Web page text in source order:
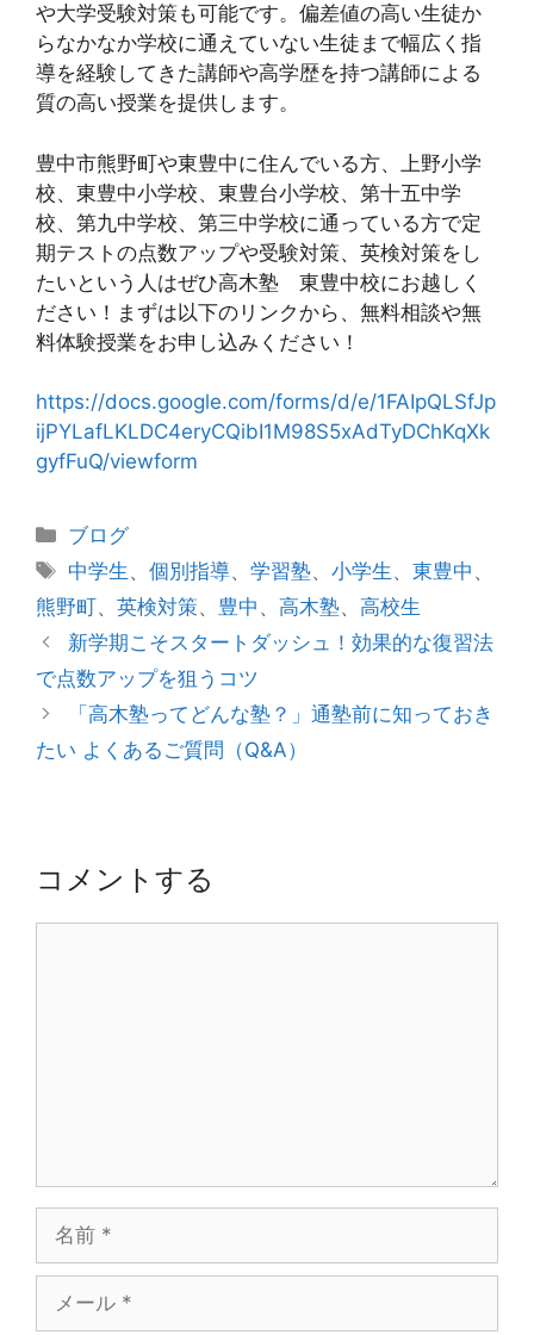
や大学受験対策も可能です。偏差値の高い生徒か
らなかなか学校に通えていない生徒まで幅広く指
導を経験してきた講師や高学歴を持つ講師による
質の高い授業を提供します。
豊中市熊野町や東豊中に住んでいる方、上野小学
校、東豊中小学校、東豊台小学校、第十五中学
校、第九中学校、第三中学校に通っている方で定
期テストの点数アップや受験対策、英検対策をし
たいという人はぜひ高木塾 東豊中校にお越しく
ださい！まずは以下のリンクから、無料相談や無
料体験授業をお申し込みください！
https://docs.google.com/forms/d/e/1FAIpQLSfJp
ijPYLafLKLDC4eryCQibI1M98S5xAdTyDChKqXk
gyfFuQ/viewform
カ
テ
リ
ー
ブログ
タ
グ
中学生 、個別指導、学習塾、小学生 、東豊中 、
熊野町、 英検対策、 豊中 、 高木塾、 高校生
投
稿
ゲ
ン
新学期こそスタートダッシュ！効果的な復習法
で点数アップを狙うコツ
「高木塾ってどんな塾？」通塾前に知っておき
たい よくあるご質問（Q&A）
コメントする